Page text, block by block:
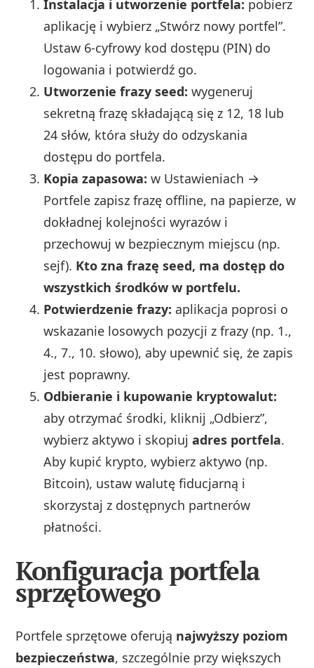
Instalacja i utworzenie portfela: pobierz
aplikację i wybierz „Stwórz nowy portfel”.
Ustaw 6‑cyfrowy kod dostępu (PIN) do
logowania i potwierdź go.
Utworzenie frazy seed: wygeneruj
sekretną frazę składającą się z 12, 18 lub
24 słów, która służy do odzyskania
dostępu do portfela.
Kopia zapasowa: w Ustawieniach →
Portfele zapisz frazę offline, na papierze, w
dokładnej kolejności wyrazów i
przechowuj w bezpiecznym miejscu (np.
sejf). Kto zna frazę seed, ma dostęp do
wszystkich środków w portfelu.
Potwierdzenie frazy: aplikacja poprosi o
wskazanie losowych pozycji z frazy (np. 1.,
4., 7., 10. słowo), aby upewnić się, że zapis
jest poprawny.
Odbieranie i kupowanie kryptowalut:
aby otrzymać środki, kliknij „Odbierz”,
wybierz aktywo i skopiujadres portfela.
Aby kupić krypto, wybierz aktywo (np.
Bitcoin), ustaw walutę fiducjarną i
skorzystaj z dostępnych partnerów
płatności.
Konfiguracja portfela
sprzętowego
Portfele sprzętowe oferują najwyższy poziom
bezpieczeństwa, szczególnie przy większych